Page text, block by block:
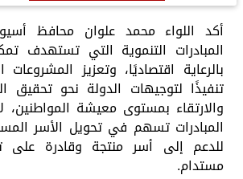
أكد اللواء محمد علوان محافظ
المبادرات التنموية التي تستهدف
بالرعاية اقتصاديًا، وتعزيز المشروعات
تنفيذًا لتوجيهات الدولة نحو تحقيق
والارتقاء بمستوى معيشة
المبادرات تسهم في تحويل الأسر
للدعم إلى أسر منتجة وقادرة على
مستدام.